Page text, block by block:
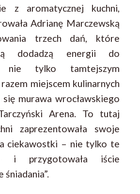
z aromatycznej kuchni,
Adrianę Marczewską
trzech dań, które
dodadzą energii do
nie tylko tamtejszym
miejscem kulinarnych
się murawa wrocławskiego
Arena. To tutaj
zaprezentowała swoje
ciekawostki – nie tylko te
i przygotowała iście